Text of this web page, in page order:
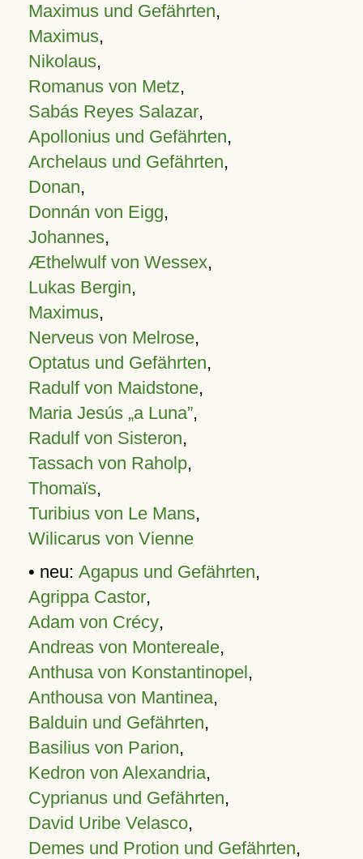
Maximus und Gefährten,
Maximus,
Nikolaus,
Romanus von Metz,
Sabás Reyes Salazar,
Apollonius und Gefährten,
Archelaus und Gefährten,
Donan,
Donnán von Eigg,
Johannes,
Æthelwulf von Wessex,
Lukas Bergin,
Maximus,
Nerveus von Melrose,
Optatus und Gefährten,
Radulf von Maidstone,
Maria Jesús „a Luna”,
Radulf von Sisteron,
Tassach von Raholp,
Thomaïs,
Turibius von Le Mans,
Wilicarus von Vienne
• neu: Agapus und Gefährten,
Agrippa Castor,
Adam von Crécy,
Andreas von Montereale,
Anthusa von Konstantinopel,
Anthousa von Mantinea,
Balduin und Gefährten,
Basilius von Parion,
Kedron von Alexandria,
Cyprianus und Gefährten,
David Uribe Velasco,
Demes und Protion und Gefährten,